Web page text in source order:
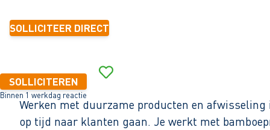
SOLLICITEER DIRECT
SOLLICITEREN
Binnen 1 werkdag reactie
Werken met duurzame producten en
op tijd naar klanten gaan. Je werkt met